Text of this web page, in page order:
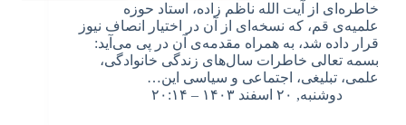
خاطره‌ای از آیت الله ناظم زاده، استاد حوزه
علمیه‌ی قم، که نسخه‌ای از آن در اختیار انصاف نیوز
قرار داده شد، به همراه مقدمه‌ی آن در پی می‌آید:
بسمه تعالی خاطرات سال‌های زندگی خانوادگی،
علمی، تبلیغی، اجتماعی و سیاسی‌ این…
دوشنبه, ۲۰ اسفند ۱۴۰۳ – ۲۰:۱۴